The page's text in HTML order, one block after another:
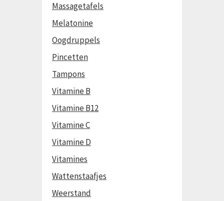
Massagetafels
Melatonine
Oogdruppels
Pincetten
Tampons
Vitamine B
Vitamine B12
Vitamine C
Vitamine D
Vitamines
Wattenstaafjes
Weerstand